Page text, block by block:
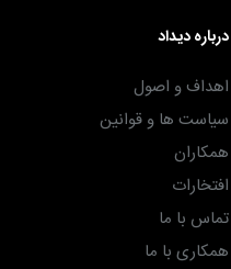
درباره دیداد
اهداف و اصول
سیاست ها و قوانین
همکاران
افتخارات
تماس با ما
همکاری با ما